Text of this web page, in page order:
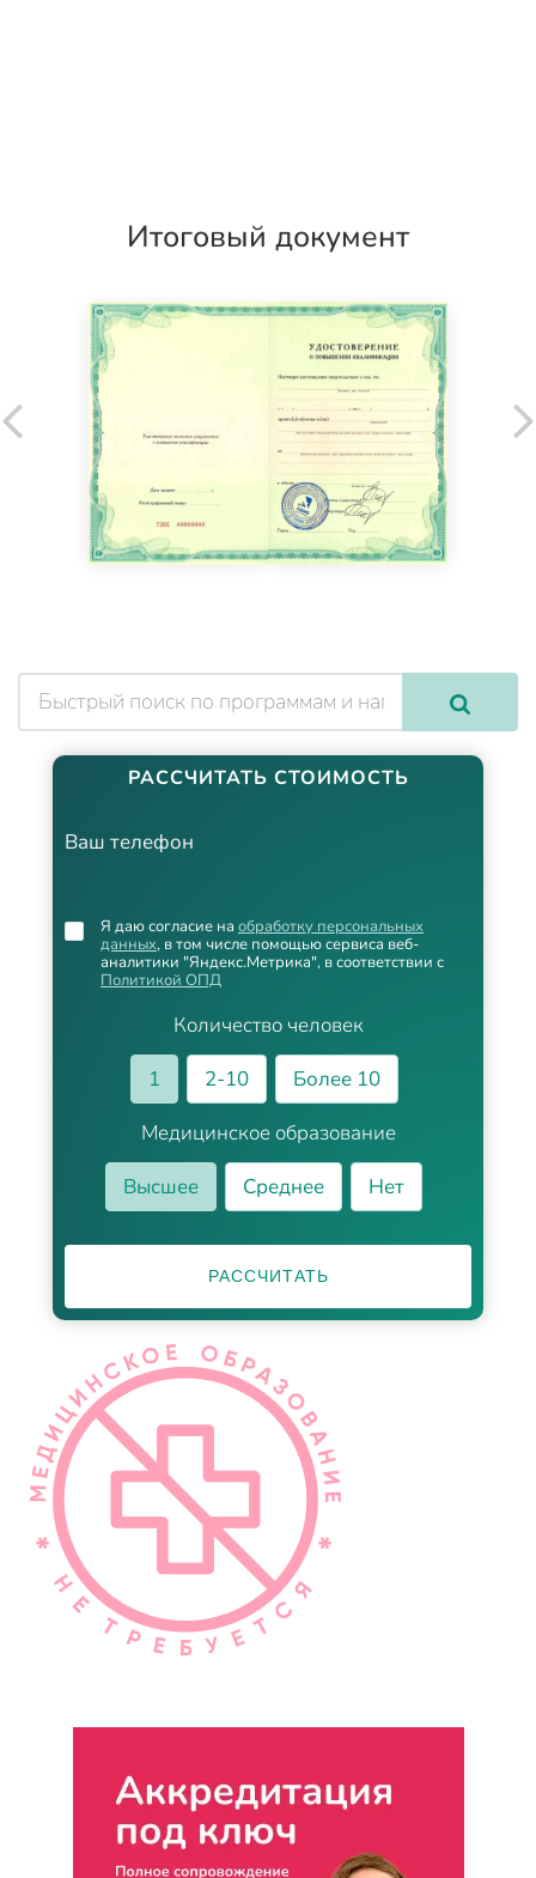
Итоговый документ
РАССЧИТАТЬ СТОИМОСТЬ
Ваш телефон
Количество человек
1
2-10
Более 10
Медицинское образование
Высшее
Среднее Нет
Я даю согласие на обработку персональных
данных, в том числе помощью сервиса веб-
аналитики "Яндекс.Метрика", в соответствии с
Политикой ОПД
РАССЧИТАТЬ